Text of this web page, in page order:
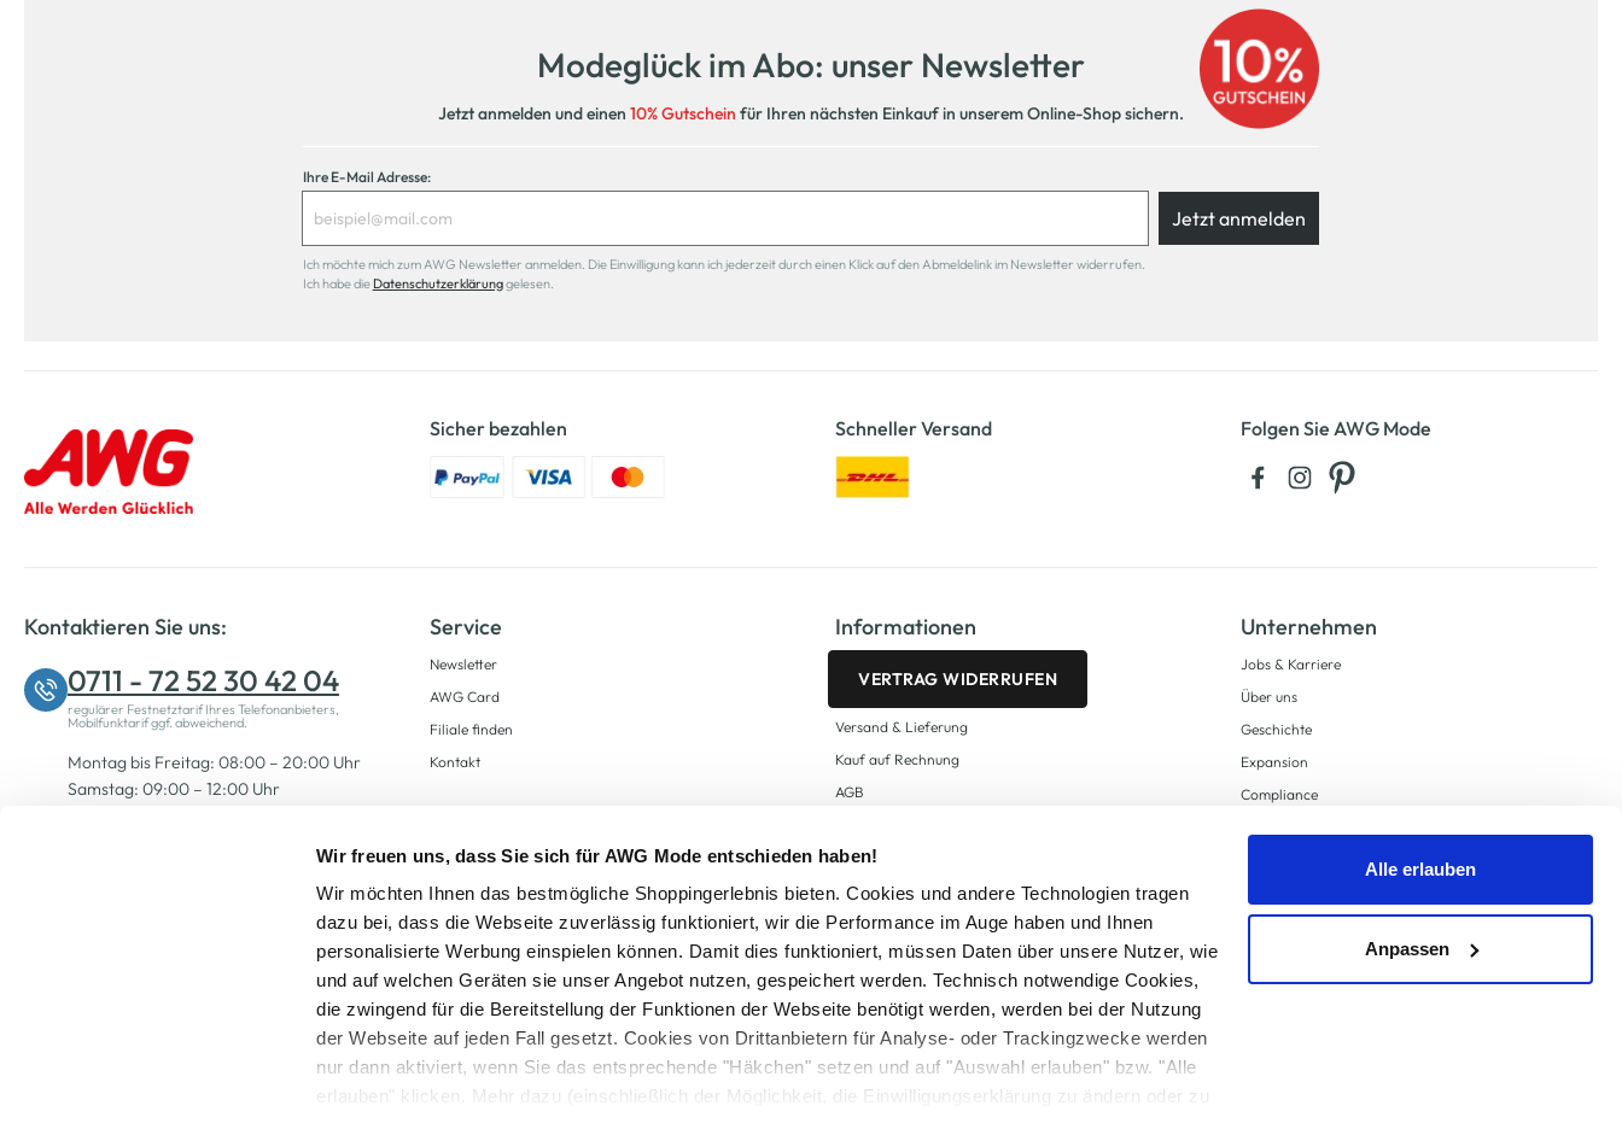
Wir freuen uns, dass Sie sich für AWG Mode entschieden haben!
Wir möchten Ihnen das bestmögliche Shoppingerlebnis bieten. Cookies und andere Technologien tragen
dazu bei, dass die Webseite zuverlässig funktioniert, wir die Performance im Auge haben und Ihnen
personalisierte Werbung einspielen können. Damit dies funktioniert, müssen Daten über unsere Nutzer, wie
und auf welchen Geräten sie unser Angebot nutzen, gespeichert werden. Technisch notwendige Cookies,
die zwingend für die Bereitstellung der Funktionen der Webseite benötigt werden, werden bei der Nutzung
der Webseite auf jeden Fall gesetzt. Cookies von Drittanbietern für Analyse- oder Trackingzwecke werden
nur dann aktiviert, wenn Sie das entsprechende "Häkchen" setzen und auf "Auswahl erlauben" bzw. "Alle
erlauben" klicken. Mehr dazu (einschließlich der Möglichkeit, die Einwilligungserklärung zu ändern oder zu
Alle erlauben
Anpassen
Modeglück im Abo: unser Newsletter
Jetzt anmelden und einen 10% Gutschein für Ihren nächsten Einkauf in unserem Online-Shop sichern.
Ihre E-Mail Adresse:
Jetzt anmelden
Ich möchte mich zum AWG Newsletter anmelden. Die Einwilligung kann ich jederzeit durch einen Klick auf den Abmeldelink im Newsletter widerrufen.
Ich habe die Datenschutzerklärunggelesen.
Sicher bezahlen Schneller Versand Folgen Sie AWG Mode
Kontaktieren Sie uns:
0711 - 72 52 30 42 04
regulärer Festnetztarif Ihres Telefonanbieters,
Mobilfunktarif ggf. abweichend.
Montag bis Freitag: 08:00 – 20:00 Uhr
Samstag: 09:00 – 12:00 Uhr
Service
Newsletter
AWG Card
Filiale finden
Kontakt
Informationen
VERTRAG WIDERRUFEN
Versand & Lieferung
Kauf auf Rechnung
AGB
Zahlungsarten
Datenschutz
AWG CARD Teilnahmebedingungen
Unternehmen
Jobs & Karriere
Über uns
Geschichte
Expansion
Compliance
Supply Chain Due Diligence
Alle Preise inkl. gesetzl. Mehrwertsteuer zzgl.